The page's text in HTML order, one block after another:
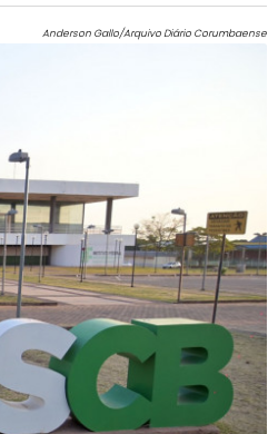
Anderson Gallo/Arquivo Diário Corumbaense